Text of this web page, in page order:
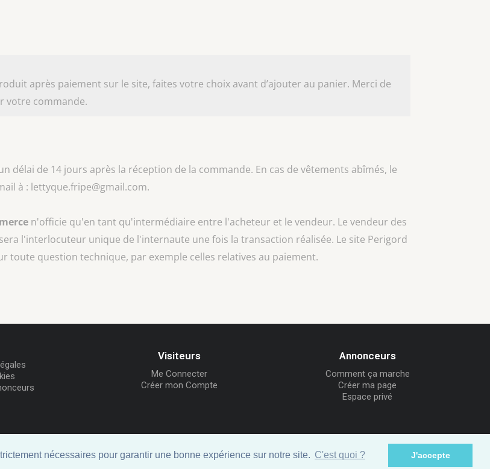
nécessaires pour garantir une bonne expérience sur notre site. C'est quoi ? J'accepte
après paiement sur le site, faites votre choix avant d’ajouter au panier. Merci de
votre commande.
délai de 14 jours après la réception de la commande. En cas de vêtements abîmés, le
à : lettyque.fripe@gmail.com.
n'officie qu'en tant qu'intermédiaire entre l'acheteur et le vendeur. Le vendeur des
l'interlocuteur unique de l'internaute une fois la transaction réalisée. Le site Perigord
question technique, par exemple celles relatives au paiement.
Visiteurs
Me Connecter
Créer mon Compte
Annonceurs
Comment ça marche
Créer ma page
Espace privé